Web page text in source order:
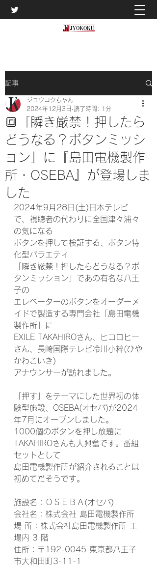
記事
🔳「瞬き厳禁！押したら
どうなる？ボタンミッシ
ョン」に『島田電機製作
所・OSEBA』が登場しま
した
ジョウコクちゃん
2024年12月3日 読了時間: 1分
2024年9月28日(土)日本テレビ
で、視聴者の代わりに全国津々浦々
の気になる
ボタンを押して検証する、ボタン特
化型バラエティ
「瞬き厳禁！押したらどうなる？ボ
タンミッション」であの有名な八王
子の
エレベーターのボタンをオーダーメ
イドで製造する専門会社「島田電機
製作所」に
EXILE TAKAHIROさん、ヒコロヒー
さん、長崎国際テレビ冷川小粹(ひや
かわこいき)
アナウンサーが訪れました。
「押す」をテーマにした世界初の体
験型施設、OSEBA(オセバ)が2024
年7月にオープンしました。
1000個のボタンを押し放題に
TAKAHIROさんも大興奮です。番組
セットとして
島田電機製作所が紹介されることは
初めてだそうです。
施設名：ＯＳＥＢＡ(オセバ)
会社名：株式会社 島田電機製作所
場 所：株式会社島田電機製作所 工
場内 3 階
住所：〒192-0045 東京都八王子
市大和田町3-11-1